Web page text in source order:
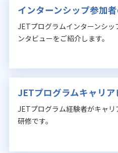
インターンシップ参加
JETプログラムインターンシ
ンタビューをご紹介します。
JETプログラムキャリ
JETプログラム経験者がキャ
研修です。